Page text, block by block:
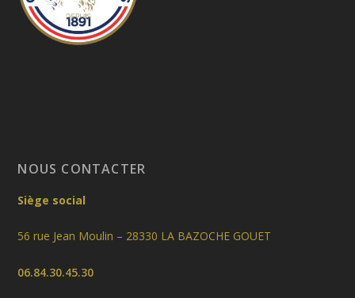
NOUS CONTACTER
Siège social
56 rue Jean Moulin – 28330 LA BAZOCHE GOUET
06.84.30.45.30